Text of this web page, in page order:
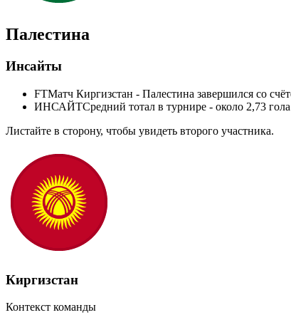
Палестина
Инсайты
FTМатч Киргизстан - Палестина завершился со
ИНСАЙТСредний тотал в турнире - около 2,73
Листайте в сторону, чтобы увидеть второго участника.
Киргизстан
Контекст команды